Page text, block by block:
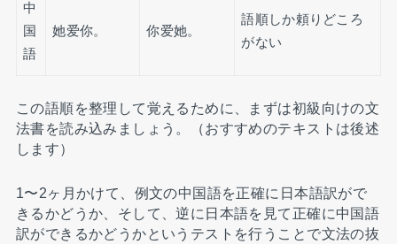
中
国
語
她爱你。 你爱她。
語順しか頼りどころ
がない
この語順を整理して覚えるために、まずは初級向けの文
法書を読み込みましょう。（おすすめのテキストは後述
します）
1〜2ヶ月かけて、例文の中国語を正確に日本語訳がで
きるかどうか、そして、逆に日本語を見て正確に中国語
訳ができるかどうかというテストを行うことで文法の抜